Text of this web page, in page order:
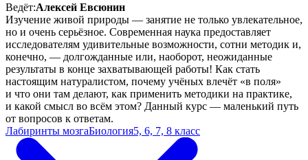
Ведёт:Алексей Евсюнин
Изучение живой природы — занятие не только увлекательное,
но и очень серьёзное. Современная наука предоставляет
исследователям удивительные возможности, сотни методик и,
конечно, — долгожданные или, наоборот, неожиданные
результаты в конце захватывающей работы! Как стать
настоящим натуралистом, почему учёных влечёт «в поля»
и что они там делают, как применить методики на практике,
и какой смысл во всём этом? Данный курс — маленький путь
от вопросов к ответам.
Лабиринты мозгаБиология5, 6, 7, 8 класс